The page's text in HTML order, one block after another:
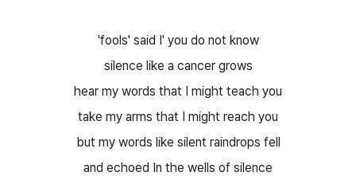
'fools' said I' you do not know
silence like a cancer grows
hear my words that I might teach you
take my arms that I might reach you
but my words like silent raindrops fell
and echoed In the wells of silence